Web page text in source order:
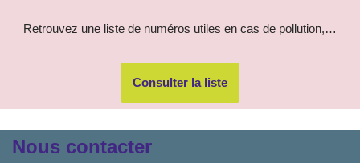
Retrouvez une liste de numéros utiles en cas de pollution,…
Consulter la liste
Nous contacter